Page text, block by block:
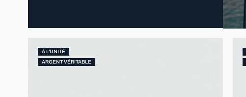
À L'UNITÉ
ARGENT VÉRITABLE